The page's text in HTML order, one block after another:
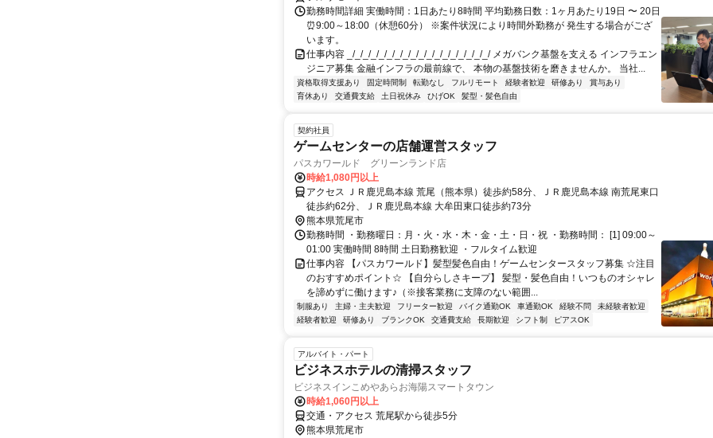
勤務時間詳細 実働時間：1日あたり8時間 平均勤務日数：1ヶ月あたり19日 〜 20日
⏰9:00～18:00（休憩60分） ※案件状況により時間外勤務が 発生する場合がござ
います。
仕事内容 _/_/_/_/_/_/_/_/_/_/_/_/_/_/_/_/_/_/ メガバンク基盤を支える インフラエン
ジニア募集 金融インフラの最前線で、 本物の基盤技術を磨きませんか。 当社...
資格取得支援あり 固定時間制 転勤なし フルリモート 経験者歓迎 研修あり
賞与あり
育休あり
交通費支給 土日祝休み ひげOK 髪型・髪色自由
契約社員
ゲームセンターの店舗運営スタッフ
パスカワールド グリーンランド店
時給1,080円以上
アクセス ＪＲ鹿児島本線 荒尾（熊本県）徒歩約58分、ＪＲ鹿児島本線 南荒尾東口
徒歩約62分、ＪＲ鹿児島本線 大牟田東口徒歩約73分
熊本県荒尾市
勤務時間 ・勤務曜日：月・火・水・木・金・土・日・祝 ・勤務時間： [1] 09:00～
01:00 実働時間 8時間 土日勤務歓迎 ・フルタイム歓迎
仕事内容 【パスカワールド】髪型髪色自由！ゲームセンタースタッフ募集 ☆注目
のおすすめポイント☆ 【自分らしさキープ】 髪型・髪色自由！いつものオシャレ
を諦めずに働けます♪（※接客業務に支障のない範囲...
制服あり 主婦・主夫歓迎 フリーター歓迎 バイク通勤OK 車通勤OK 経験不問
未経験者歓迎
経験者歓迎
研修あり ブランクOK 交通費支給 長期歓迎 シフト制 ピアスOK
アルバイト・パート
ビジネスホテルの清掃スタッフ
ビジネスインこめやあらお海陽スマートタウン
時給1,060円以上
交通・アクセス 荒尾駅から徒歩5分
熊本県荒尾市